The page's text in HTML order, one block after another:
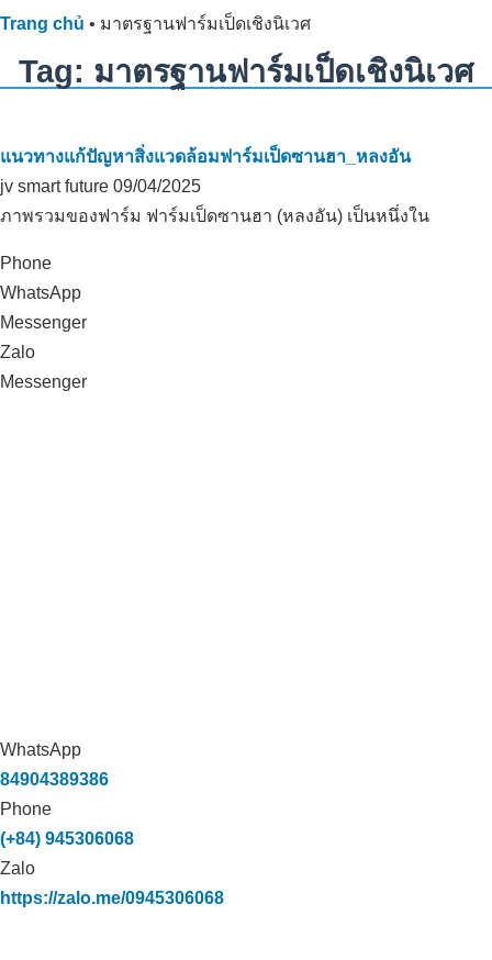
Trang chủ • มาตรฐานฟาร์มเป็ดเชิงนิเวศ
Tag: มาตรฐานฟาร์มเป็ดเชิงนิเวศ
แนวทางแก้ปัญหาสิ่งแวดล้อมฟาร์มเป็ดซานฮา_หลงอัน
jv smart future 09/04/2025
ภาพรวมของฟาร์ม ฟาร์มเป็ดซานฮา (หลงอัน) เป็นหนึ่งใน
Phone
WhatsApp
Messenger
Zalo
Messenger
WhatsApp
84904389386
Phone
(+84) 945306068
Zalo
https://zalo.me/0945306068